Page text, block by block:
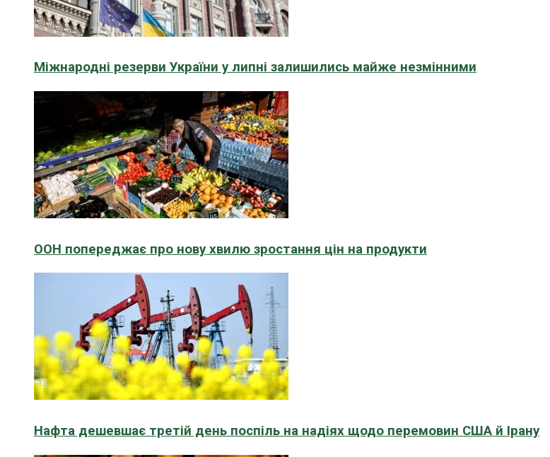
Міжнародні резерви України у липні залишились майже незмінними
ООН попереджає про нову хвилю зростання цін на продукти
Нафта дешевшає третій день поспіль на надіях щодо перемовин США й Ірану